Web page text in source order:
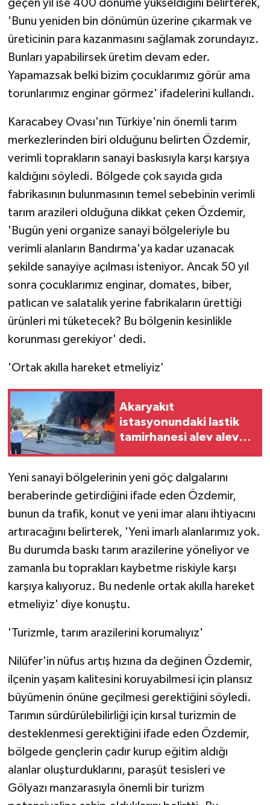
geçen yıl ise 400 dönüme yükseldiğini belirterek,
'Bunu yeniden bin dönümün üzerine çıkarmak ve
üreticinin para kazanmasını sağlamak zorundayız.
Bunları yapabilirsek üretim devam eder.
Yapamazsak belki bizim çocuklarımız görür ama
torunlarımız enginar görmez' ifadelerini kullandı.
Karacabey Ovası'nın Türkiye'nin önemli tarım
merkezlerinden biri olduğunu belirten Özdemir,
verimli toprakların sanayi baskısıyla karşı karşıya
kaldığını söyledi. Bölgede çok sayıda gıda
fabrikasının bulunmasının temel sebebinin verimli
tarım arazileri olduğuna dikkat çeken Özdemir,
'Bugün yeni organize sanayi bölgeleriyle bu
verimli alanların Bandırma'ya kadar uzanacak
şekilde sanayiye açılması isteniyor. Ancak 50 yıl
sonra çocuklarımız enginar, domates, biber,
patlıcan ve salatalık yerine fabrikaların ürettiği
ürünleri mi tüketecek? Bu bölgenin kesinlikle
korunması gerekiyor' dedi.
'Ortak akılla hareket etmeliyiz'
Akaryakıt
istasyonundaki lastik
tamirhanesi alev alev
Yeni sanayi bölgelerinin yeni göç dalgalarını
beraberinde getirdiğini ifade eden Özdemir,
bunun da trafik, konut ve yeni imar alanı ihtiyacını
artıracağını belirterek, 'Yeni imarlı alanlarımız yok.
Bu durumda baskı tarım arazilerine yöneliyor ve
zamanla bu toprakları kaybetme riskiyle karşı
karşıya kalıyoruz. Bu nedenle ortak akılla hareket
etmeliyiz' diye konuştu.
'Turizmle, tarım arazilerini korumalıyız'
Nilüfer'in nüfus artış hızına da değinen Özdemir,
ilçenin yaşam kalitesini koruyabilmesi için plansız
büyümenin önüne geçilmesi gerektiğini söyledi.
Tarımın sürdürülebilirliği için kırsal turizmin de
desteklenmesi gerektiğini ifade eden Özdemir,
bölgede gençlerin çadır kurup eğitim aldığı
alanlar oluşturduklarını, paraşüt tesisleri ve
Gölyazı manzarasıyla önemli bir turizm